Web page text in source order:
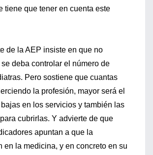
tiene que tener en cuenta este
de la AEP insiste en que no
deba controlar el número de
Pero sostiene que cuantas
la profesión, mayor será el
en los servicios y también las
cubrirlas. Y advierte de que
apuntan a que la
en la medicina, y en concreto en su